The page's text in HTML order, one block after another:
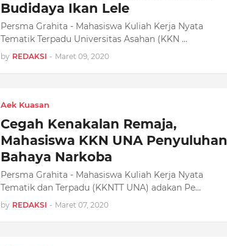
Budidaya Ikan Lele
Persma Grahita - Mahasiswa Kuliah Kerja Nyata
Tematik Terpadu Universitas Asahan (KKN …
by REDAKSI - Maret 09, 2020
Aek Kuasan
Cegah Kenakalan Remaja,
Mahasiswa KKN UNA Penyuluhan
Bahaya Narkoba
Persma Grahita - Mahasiswa Kuliah Kerja Nyata
Tematik dan Terpadu (KKNTT UNA) adakan Pe…
by REDAKSI - Maret 07, 2020